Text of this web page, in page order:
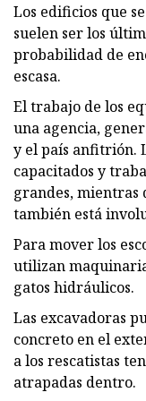
Los edificios que
suelen ser los
probabilidad de
escasa.
El trabajo de los
una agencia,
y el país anfitrión.
capacitados y
grandes, mientras
también está
Para mover los
utilizan
gatos hidráulicos.
Las excavadoras
concreto en el
a los rescatistas
atrapadas dentro.